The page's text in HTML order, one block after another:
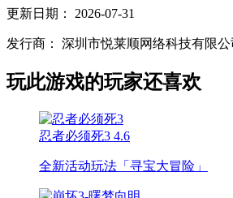
更新日期： 2026-07-31
发行商： 深圳市悦莱顺网络科技有限公
玩此游戏的玩家还喜欢
忍者必须死3 4.6
全新活动玩法「寻宝大冒险」